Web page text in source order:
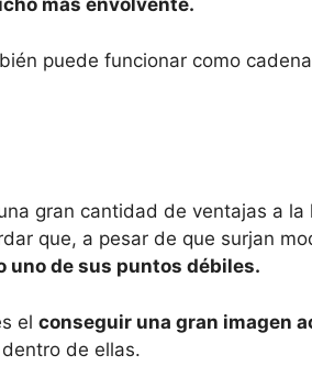
más envolvente.
puede funcionar como
gran cantidad de ventajas a
que, a pesar de que surjan
uno de sus puntos débiles.
el conseguir una gran imagen
de ellas.